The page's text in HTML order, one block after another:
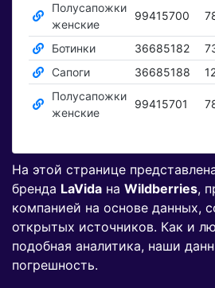
Полусапожки
женские
99415700
Ботинки 36685182
Сапоги
36685188
Полусапожки
женские
99415701
На этой странице
бренда LaVida на Wildberries,
компанией на основе данных,
открытых источников. Как и
подобная аналитика, наши
погрешность.